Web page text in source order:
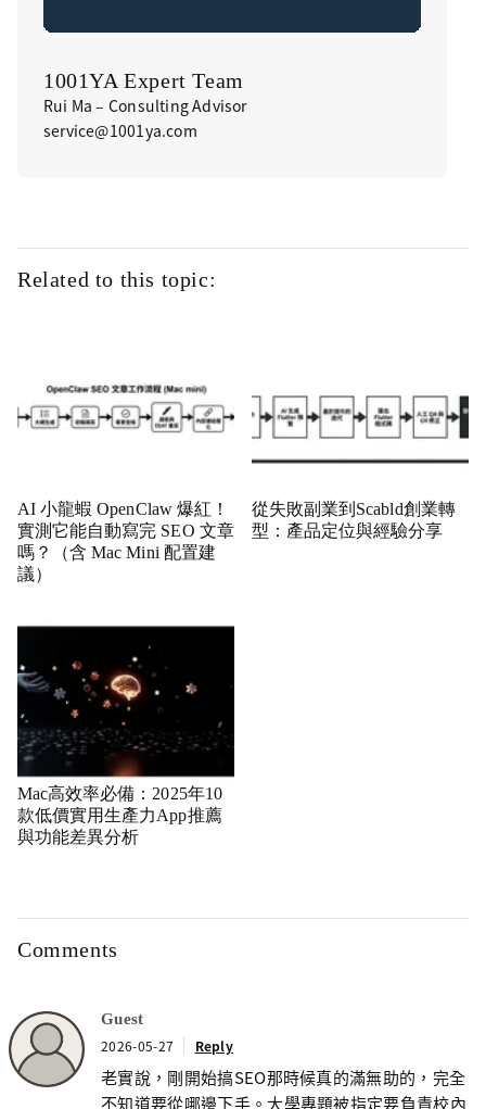
1001YA Expert Team
Rui Ma – Consulting Advisor
service@1001ya.com
Related to this topic:
AI 小龍蝦 OpenClaw 爆紅！
實測它能自動寫完 SEO 文章
嗎？（含 Mac Mini 配置建
議）
從失敗副業到Scabld創業轉
型：產品定位與經驗分享
Mac高效率必備：2025年10
款低價實用生產力App推薦
與功能差異分析
Comments
Guest
2026-05-27 Reply
老實說，剛開始搞SEO那時候真的滿無助的，完全
不知道要從哪邊下手。大學專題被指定要負責校內